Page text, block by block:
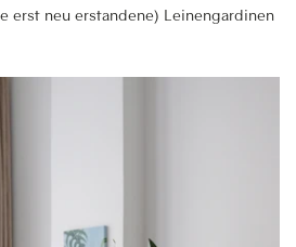
erst neu erstandene) Leinengardinen